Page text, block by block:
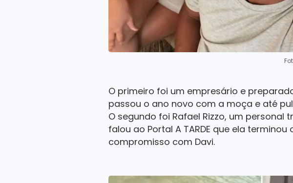
O primeiro foi um empresário e
passou o ano novo com a moça e até
O segundo foi Rafael Rizzo, um personal
falou ao Portal A TARDE que ela
compromisso com Davi.